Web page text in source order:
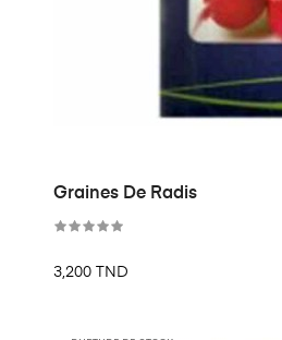
Graines De Radis
3,200 TND